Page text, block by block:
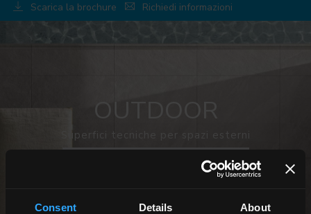
Consent Details About
Scarica la brochure Richiedi informazioni
OUTDOOR
Superfici tecniche per spazi esterni
SCOPRI TUTTE LE COLLEZIONI OUTDOOR